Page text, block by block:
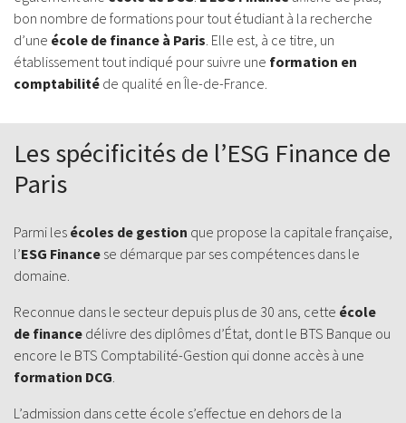
bon nombre de formations pour tout étudiant à la recherche
d’une école de finance à Paris. Elle est, à ce titre, un
établissement tout indiqué pour suivre une formation en
comptabilité de qualité en Île-de-France.
Les spécificités de l’ESG Finance de
Paris
Parmi les écoles de gestion que propose la capitale française,
l’ESG Finance se démarque par ses compétences dans le
domaine.
Reconnue dans le secteur depuis plus de 30 ans, cette école
de finance délivre des diplômes d’État, dont le BTS Banque ou
encore le BTS Comptabilité-Gestion qui donne accès à une
formation DCG.
L’admission dans cette école s’effectue en dehors de la